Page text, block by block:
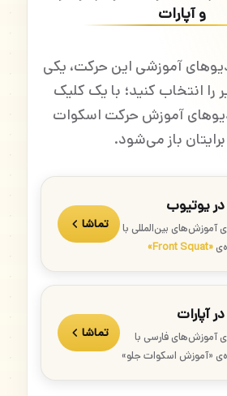
و آپارات
آموزشی این حرکت، یکی
را انتخاب کنید؛ با یک کلیک
آموزش حرکت اسکوات
باز می‌شود.
در یوتیوب
بین‌المللی با
«Front Squat»
تماشا
آپارات
آموزش‌های فارسی با
«آموزش اسکوات جلو»
تماشا